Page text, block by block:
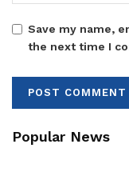
Save my name,
the next time I
Popular News